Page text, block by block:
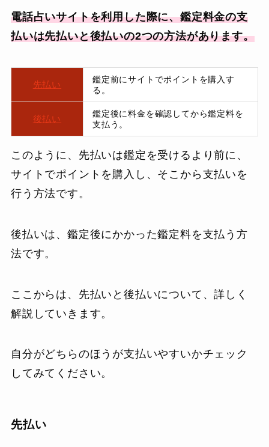
電話占いサイトを利用した際に、鑑定料金の支
払いは先払いと後払いの2つの方法があります。
先払い
鑑定前にサイトでポイントを購入す
る。
後払い
鑑定後に料金を確認してから鑑定料を
支払う。
このように、先払いは鑑定を受けるより前に、
サイトでポイントを購入し、そこから支払いを
行う方法です。
後払いは、鑑定後にかかった鑑定料を支払う方
法です。
ここからは、先払いと後払いについて、詳しく
解説していきます。
自分がどちらのほうが支払いやすいかチェック
してみてください。
先払い